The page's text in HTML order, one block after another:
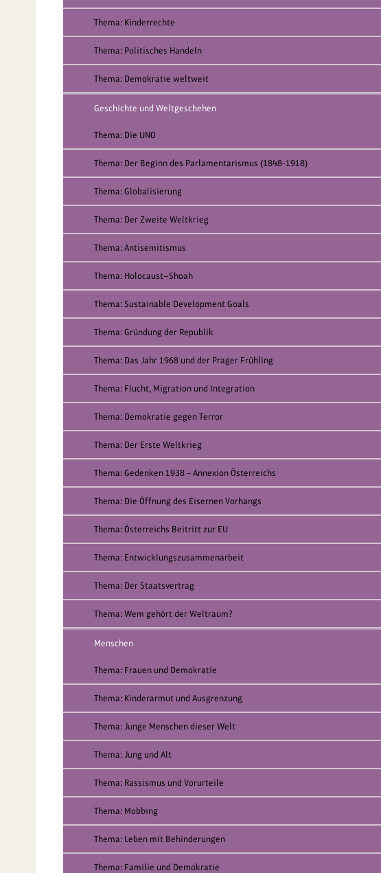
Thema: Kinderrechte
Thema: Politisches Handeln
Thema: Demokratie weltweit
Geschichte und Weltgeschehen
Thema: Die UNO
Thema: Der Beginn des Parlamentarismus (1848-1918)
Thema: Globalisierung
Thema: Der Zweite Weltkrieg
Thema: Antisemitismus
Thema: Holocaust—Shoah
Thema: Sustainable Development Goals
Thema: Gründung der Republik
Thema: Das Jahr 1968 und der Prager Frühling
Thema: Flucht, Migration und Integration
Thema: Demokratie gegen Terror
Thema: Der Erste Weltkrieg
Thema: Gedenken 1938 – Annexion Österreichs
Thema: Die Öffnung des Eisernen Vorhangs
Thema: Österreichs Beitritt zur EU
Thema: Entwicklungszusammenarbeit
Thema: Der Staatsvertrag
Thema: Wem gehört der Weltraum?
Menschen
Thema: Frauen und Demokratie
Thema: Kinderarmut und Ausgrenzung
Thema: Junge Menschen dieser Welt
Thema: Jung und Alt
Thema: Rassismus und Vorurteile
Thema: Mobbing
Thema: Leben mit Behinderungen
Thema: Familie und Demokratie